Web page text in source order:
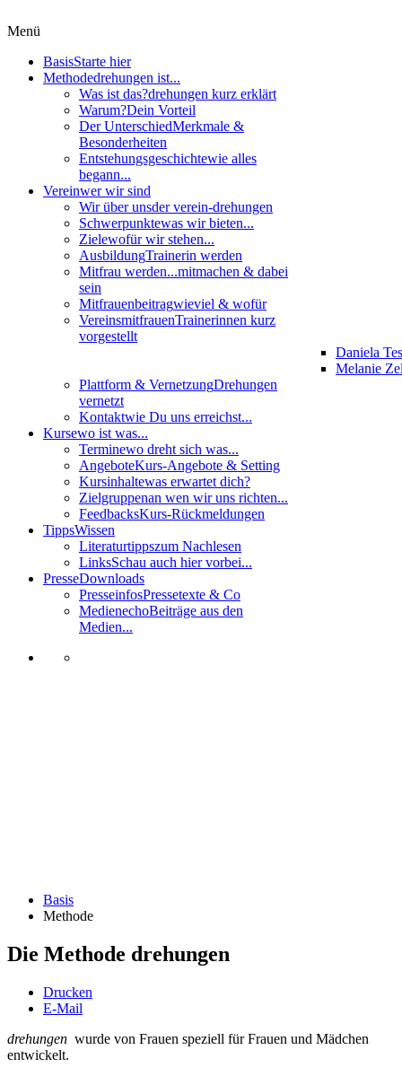
Menü
BasisStarte hier
Methodedrehungen ist...
Was ist das?drehungen kurz erklärt
Warum?Dein Vorteil
Der UnterschiedMerkmale &
Besonderheiten
Entstehungsgeschichtewie alles
begann...
Vereinwer wir sind
Wir über unsder verein-drehungen
Schwerpunktewas wir bieten...
Zielewofür wir stehen...
AusbildungTrainerin werden
Mitfrau werden...mitmachen & dabei
sein
Mitfrauenbeitragwieviel & wofür
VereinsmitfrauenTrainerinnen kurz
vorgestellt
Daniela
Melanie
Plattform & VernetzungDrehungen
vernetzt
Kontaktwie Du uns erreichst...
Kursewo ist was...
Terminewo dreht sich was...
AngeboteKurs-Angebote & Setting
Kursinhaltewas erwartet dich?
Zielgruppenan wen wir uns richten...
FeedbacksKurs-Rückmeldungen
TippsWissen
Literaturtippszum Nachlesen
LinksSchau auch hier vorbei...
PresseDownloads
PresseinfosPressetexte & Co
MedienechoBeiträge aus den
Medien...
Basis
Methode
Die Methode drehungen
Drucken
E-Mail
drehungen wurde von Frauen speziell für Frauen und Mädchen
entwickelt.